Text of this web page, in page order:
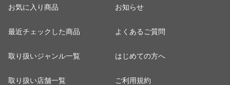
お気に入り商品
最近チェックした商品
取り扱いジャンル一覧
取り扱い店舗一覧
お知らせ
よくあるご質問
はじめての方へ
ご利用規約